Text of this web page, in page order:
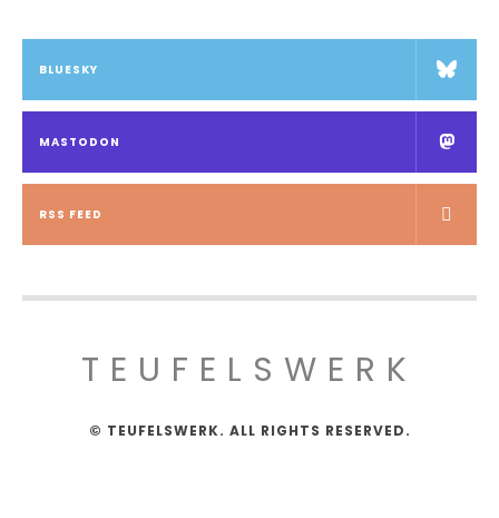
BLUESKY
MASTODON
RSS FEED
TEUFELSWERK
© TEUFELSWERK. ALL RIGHTS RESERVED.